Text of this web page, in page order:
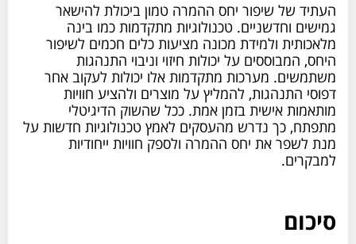
העתיד של שיפור יחס ההמרה טמון ביכולת להישאר
גמישים וחדשניים. טכנולוגיות מתקדמות כמו בינה
מלאכותית ולמידת מכונה מציעות כלים חכמים לשיפור
היחס, המבוססים על יכולות חיזוי וניבוי התנהגות
משתמשים. מערכות מתקדמות אלו יכולות לעקוב אחר
דפוסי התנהגות, להמליץ על מוצרים ולהציע חוויות
מותאמות אישית בזמן אמת. ככל שהשוק הדיגיטלי
מתפתח, כך נדרש מהעסקים לאמץ טכנולוגיות חדשות על
מנת לשפר את יחס ההמרה ולספק חוויות ייחודיות
למבקרים.
סיכום